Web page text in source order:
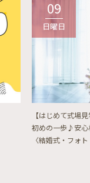
09
日曜日
【はじめて式場見
初めの一歩♪安心
〈結婚式・フォ